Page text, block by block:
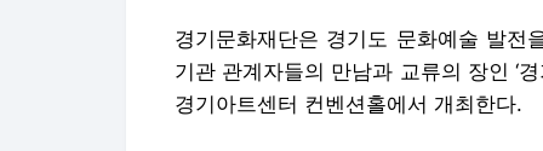
경기문화재단은 경기도 문화예술 발전
기관 관계자들의 만남과 교류의 장인 ‘
경기아트센터 컨벤션홀에서 개최한다.